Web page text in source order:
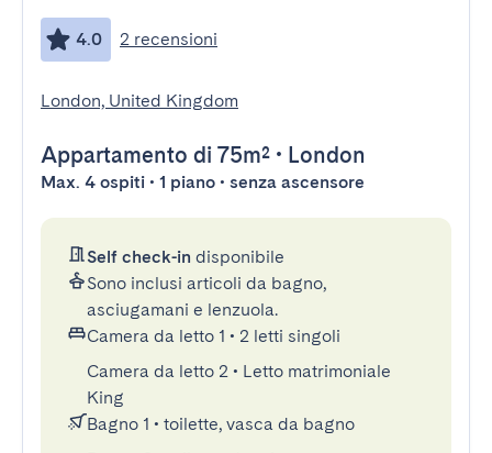
4.0 2 recensioni
London, United Kingdom
Appartamento di 75m² • London
Max. 4 ospiti • 1 piano • senza ascensore
Self check-in disponibile
Sono inclusi articoli da bagno,
asciugamani e lenzuola.
Camera da letto 1 • 2 letti singoli
Camera da letto 2 • Letto matrimoniale
King
Bagno 1 • toilette, vasca da bagno